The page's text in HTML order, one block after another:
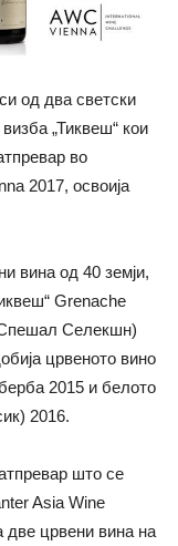
од два светски
„Тиквеш“ кои
во
2017, освоија
вина од 40 земји,
Grenache
Селекшн)
црвеното вино
2015 и белото
2016.
што се
Asia Wine
две црвени вина на